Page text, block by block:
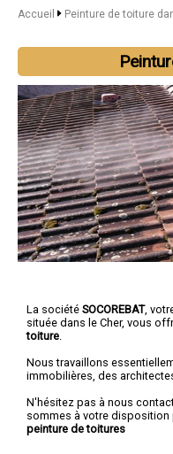
Accueil Peinture de toiture
La société SOCOREBAT,
située dans le Cher, vous
toiture
Nous travaillons
immobilières, des
N'hésitez pas à nous
sommes à votre disposition
peinture de toitures